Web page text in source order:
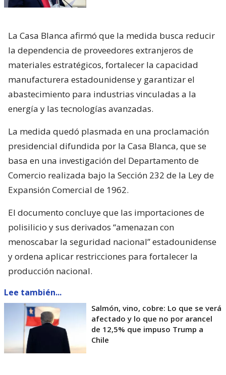
La Casa Blanca afirmó que la medida busca reducir
la dependencia de proveedores extranjeros de
materiales estratégicos, fortalecer la capacidad
manufacturera estadounidense y garantizar el
abastecimiento para industrias vinculadas a la
energía y las tecnologías avanzadas.
La medida quedó plasmada en una proclamación
presidencial difundida por la Casa Blanca, que se
basa en una investigación del Departamento de
Comercio realizada bajo la Sección 232 de la Ley de
Expansión Comercial de 1962.
El documento concluye que las importaciones de
polisilicio y sus derivados “amenazan con
menoscabar la seguridad nacional” estadounidense
y ordena aplicar restricciones para fortalecer la
producción nacional.
Lee también...
Salmón, vino, cobre: Lo que se verá
afectado y lo que no por arancel
de 12,5% que impuso Trump a
Chile